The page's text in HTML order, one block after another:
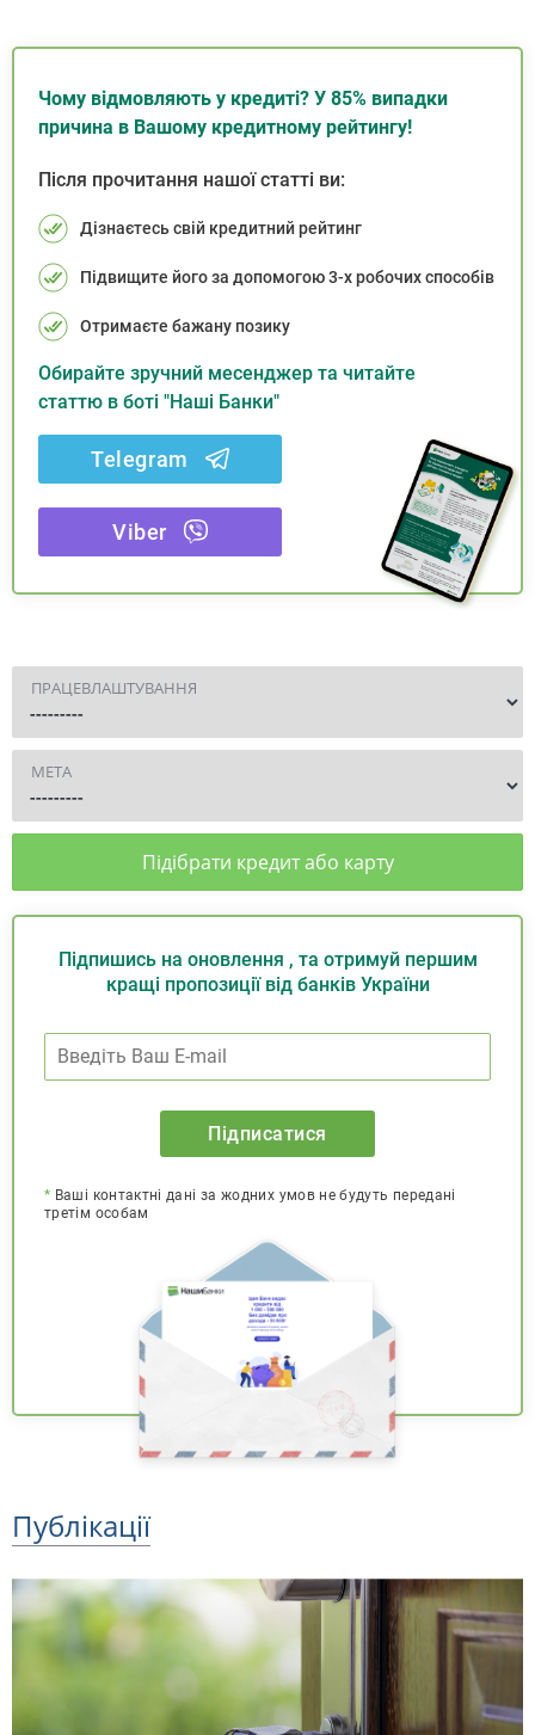
Чому відмовляють у кредиті? У 85% випадки
причина в Вашому кредитному рейтингу!
Після прочитання нашої статті ви:
Дізнаєтесь свій кредитний рейтинг
Підвищите його за допомогою 3-х робочих способів
Отримаєте бажану позику
Обирайте зручний месенджер та читайте
статтю в боті "Наші Банки"
Telegram
Viber
ПРАЦЕВЛАШТУВАННЯ
МЕТА
Підібрати кредит або карту
Підпишись на оновлення , та отримуй першим
кращі пропозиції від банків України
Підписатися
* Ваші контактні дані за жодних умов не будуть передані
третім особам
Публікації